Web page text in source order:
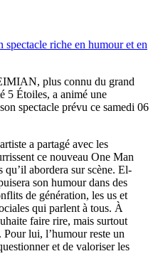
plus connu du grand
5 Étoiles, a animé une
spectacle prévu ce samedi 06
a partagé avec les
ce nouveau One Man
qu’il abordera sur scène. El-
son humour dans des
de génération, les us et
qui parlent à tous. À
faire rire, mais surtout
lui, l’humour reste un
et de valoriser les